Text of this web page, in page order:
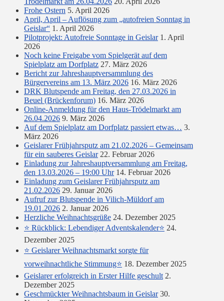
Frohe Ostern 5. April 2026
April, April – Auflösung zum „autofreien Sonntag in
Geislar“ 1. April 2026
Pilotprojekt: Autofreie Sonntage in Geislar 1. April
2026
Noch keine Freigabe vom Spielgerät auf dem
Spielplatz am Dorfplatz 27. März 2026
Bericht zur Jahreshauptversammlung des
Bürgervereins am 13. März 2026 16. März 2026
DRK Blutspende am Freitag, den 27.03.2026 in
Beuel (Brückenforum) 16. März 2026
Online-Anmeldung für den Haus-Trödelmarkt am
26.04.2026 9. März 2026
Auf dem Spielplatz am Dorfplatz passiert etwas… 3.
März 2026
Geislarer Frühjahrsputz am 21.02.2026 – Gemeinsam
für ein sauberes Geislar 22. Februar 2026
Einladung zur Jahreshauptversammlung am Freitag,
den 13.03.2026 – 19:00 Uhr 14. Februar 2026
Einladung zum Geislarer Frühjahrsputz am
21.02.2026 29. Januar 2026
Aufruf zur Blutspende in Vilich-Müldorf am
19.01.2026 2. Januar 2026
Herzliche Weihnachtsgrüße 24. Dezember 2025
⭐ Rückblick: Lebendiger Adventskalender⭐ 24.
Dezember 2025
⭐ Geislarer Weihnachtsmarkt sorgte für
vorweihnachtliche Stimmung⭐ 18. Dezember 2025
Geislarer erfolgreich in Erster Hilfe geschult 2.
Dezember 2025
Geschmückter Weihnachtsbaum in Geislar 30.